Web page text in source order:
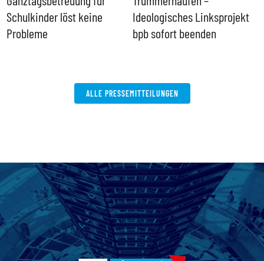
Schulkinder löst keine
Probleme
Ideologisches Linksprojekt
bpb sofort beenden
ALLE PRESSEMITTEILUNGEN